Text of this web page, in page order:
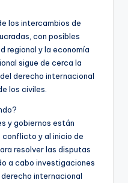
los intercambios de
con posibles
regional y la economía
sigue de cerca la
derecho internacional
los civiles.
y gobiernos están
conflicto y al inicio de
resolver las disputas
a cabo investigaciones
internacional